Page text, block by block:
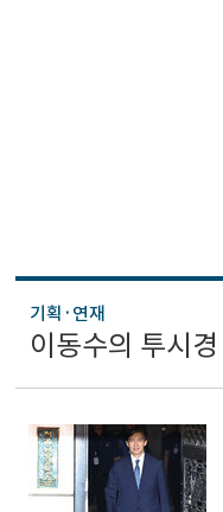
기획·연재
이동수의 투시경